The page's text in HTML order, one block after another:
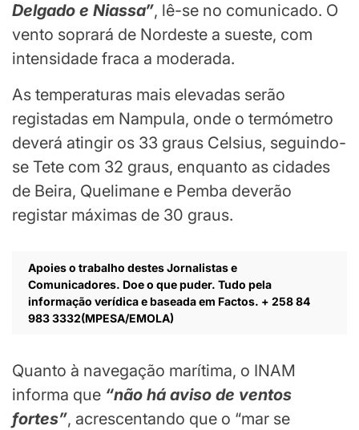
Delgado e Niassa”, lê-se no comunicado. O
vento soprará de Nordeste a sueste, com
intensidade fraca a moderada.
As temperaturas mais elevadas serão
registadas em Nampula, onde o termómetro
deverá atingir os 33 graus Celsius, seguindo-
se Tete com 32 graus, enquanto as cidades
de Beira, Quelimane e Pemba deverão
registar máximas de 30 graus.
Apoies o trabalho destes Jornalistas e
Comunicadores. Doe o que puder. Tudo pela
informação verídica e baseada em Factos. + 258 84
983 3332(MPESA/EMOLA)
Quanto à navegação marítima, o INAM
informa que “não há aviso de ventos
fortes”, acrescentando que o “mar se